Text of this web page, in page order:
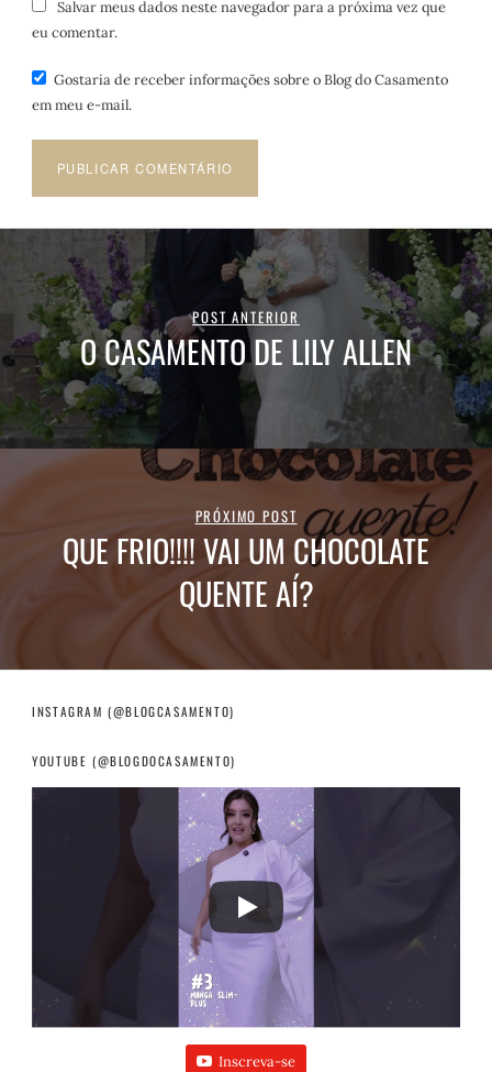
Salvar meus dados neste navegador para a próxima vez que
eu comentar.
Gostaria de receber informações sobre o Blog do Casamento
em meu e-mail.
POST ANTERIOR
O CASAMENTO DE LILY ALLEN
PRÓXIMO POST
QUE FRIO!!!! VAI UM CHOCOLATE
QUENTE AÍ?
INSTAGRAM (@BLOGCASAMENTO)
YOUTUBE (@BLOGDOCASAMENTO)
Inscreva-se